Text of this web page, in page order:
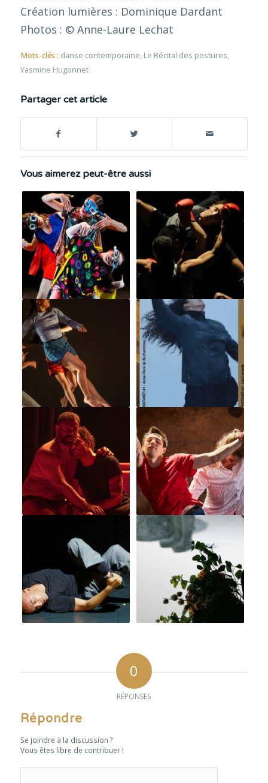
Création lumières : Dominique Dardant
Photos : © Anne-Laure Lechat
Mots-clés : danse contemporaine, Le Récital des postures,
Yasmine Hugonnet
Partager cet article
Vous aimerez peut-être aussi
0
RÉPONSES
Répondre
Se joindre à la discussion ?
Vous êtes libre de contribuer !